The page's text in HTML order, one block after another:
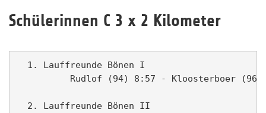
Schülerinnen C 3 x 2 Kilometer
1. Lauffreunde Bönen I
Rudlof (94) 8:57 - Kloosterboer
2. Lauffreunde Bönen II